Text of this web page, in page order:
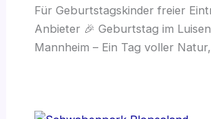
Für Geburtstagskinder freier
Anbieter 🎉 Geburtstag im
Mannheim – Ein Tag voller